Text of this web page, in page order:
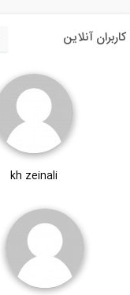
کاربران آنلاین
kh zeinali